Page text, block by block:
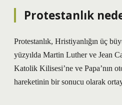
Protestanlık
Protestanlık, Hristiyanlığın üç
yüzyılda Martin Luther ve Jean
Katolik Kilisesi’ne ve Papa’nın
hareketinin bir sonucu olarak